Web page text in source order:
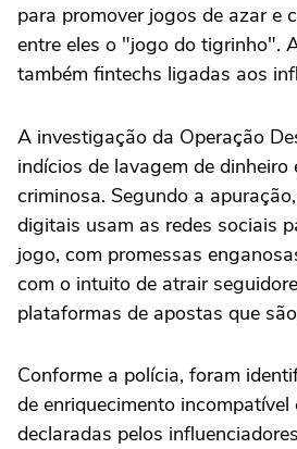
para promover jogos de azar e
entre eles o "jogo do tigrinho".
também fintechs ligadas aos
A investigação da Operação
indícios de lavagem de dinheiro
criminosa. Segundo a
digitais usam as redes sociais
jogo, com promessas
com o intuito de atrair
plataformas de apostas que
Conforme a polícia, foram
de enriquecimento incompatível
declaradas pelos